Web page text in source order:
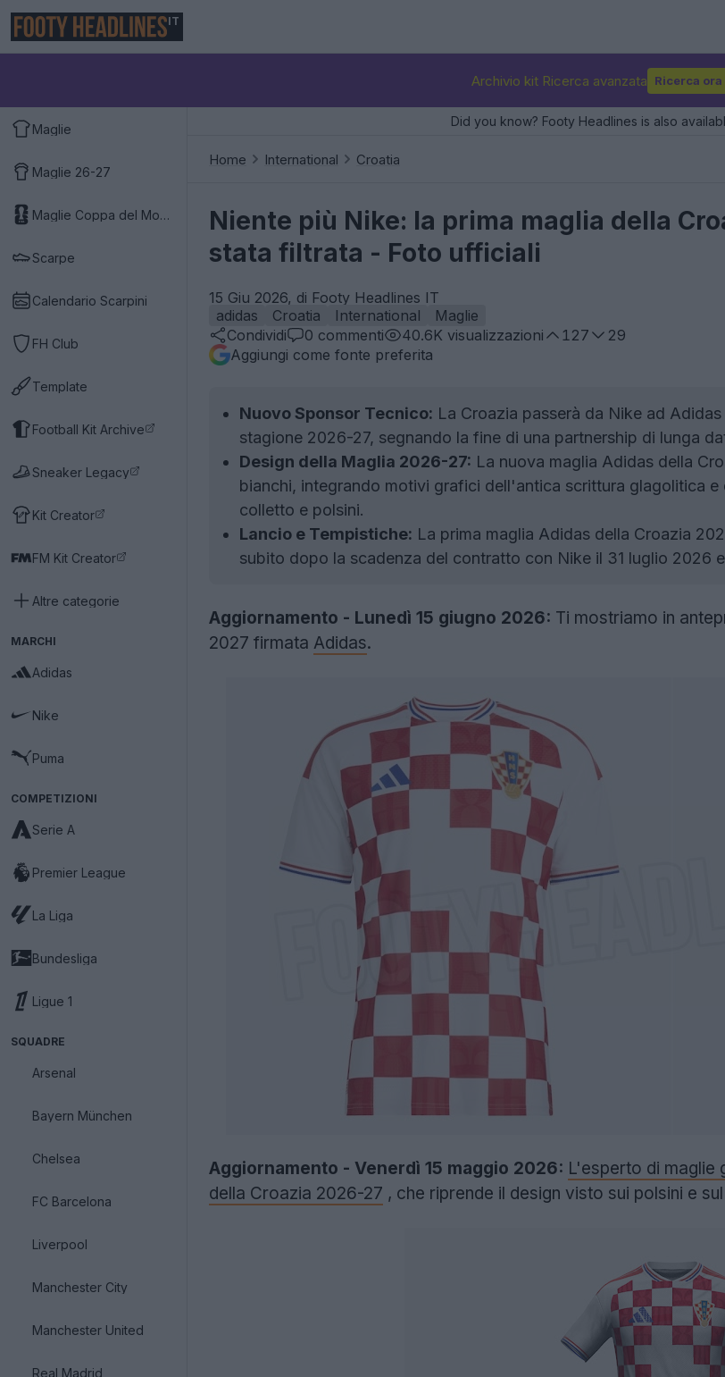
IT
Archivio kit Ricerca avanzata Ricerca ora
Maglie
Maglie 26-27
Maglie Coppa del Mondo 2026
Scarpe
Calendario Scarpini
FH Club
Template
Football Kit Archive
Sneaker Legacy
Kit Creator
FM Kit Creator
Altre categorie
MARCHI
Adidas
Nike
Puma
COMPETIZIONI
Serie A
Premier League
La Liga
Bundesliga
Ligue 1
SQUADRE
Arsenal
Bayern München
Chelsea
FC Barcelona
Liverpool
Manchester City
Manchester United
Real Madrid
Did you know? Footy Headlines is also
Home International Croatia
Niente più Nike: la prima maglia della
stata filtrata - Foto ufficiali
15 Giu 2026, di Footy Headlines IT
adidas
Croatia International
Maglie
Condividi
0 commenti 40.6K visualizzazioni 127
29
Aggiungi come fonte preferita
Nuovo Sponsor Tecnico: La Croazia passerà da Nike ad
stagione 2026-27, segnando la fine di una partnership di lunga
Design della Maglia 2026-27: La nuova maglia Adidas della
bianchi, integrando motivi grafici dell'antica scrittura glagolitica
colletto e polsini.
Lancio e Tempistiche: La prima maglia Adidas della Croazia
subito dopo la scadenza del contratto con Nike il 31 luglio 2026
Aggiornamento - Lunedì 15 giugno 2026: Ti mostriamo in
2027 firmata Adidas.
Aggiornamento - Venerdì 15 maggio 2026: L'esperto di maglie
della Croazia 2026-27 , che riprende il design visto sui polsini e